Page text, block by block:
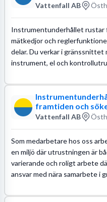
Vattenfall AB
Instrumentunderhållet rustar
mätkedjor och
delar. Du verkar i gränssnittet
instrument, el och
framtiden och
medarbetare
Vattenfall AB
Som medarbetare hos oss
en miljö där utrustningen är
varierande och roligt arbete
ansvar med nära samarbete i